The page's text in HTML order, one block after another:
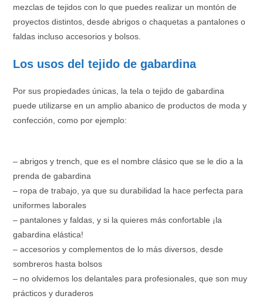
mezclas de tejidos con lo que puedes realizar un montón de
proyectos distintos, desde abrigos o chaquetas a pantalones o
faldas incluso accesorios y bolsos.
Los usos del tejido de gabardina
Por sus propiedades únicas, la tela o tejido de gabardina
puede utilizarse en un amplio abanico de productos de moda y
confección, como por ejemplo:
– abrigos y trench, que es el nombre clásico que se le dio a la
prenda de gabardina
– ropa de trabajo, ya que su durabilidad la hace perfecta para
uniformes laborales
– pantalones y faldas, y si la quieres más confortable ¡la
gabardina elástica!
– accesorios y complementos de lo más diversos, desde
sombreros hasta bolsos
– no olvidemos los delantales para profesionales, que son muy
prácticos y duraderos